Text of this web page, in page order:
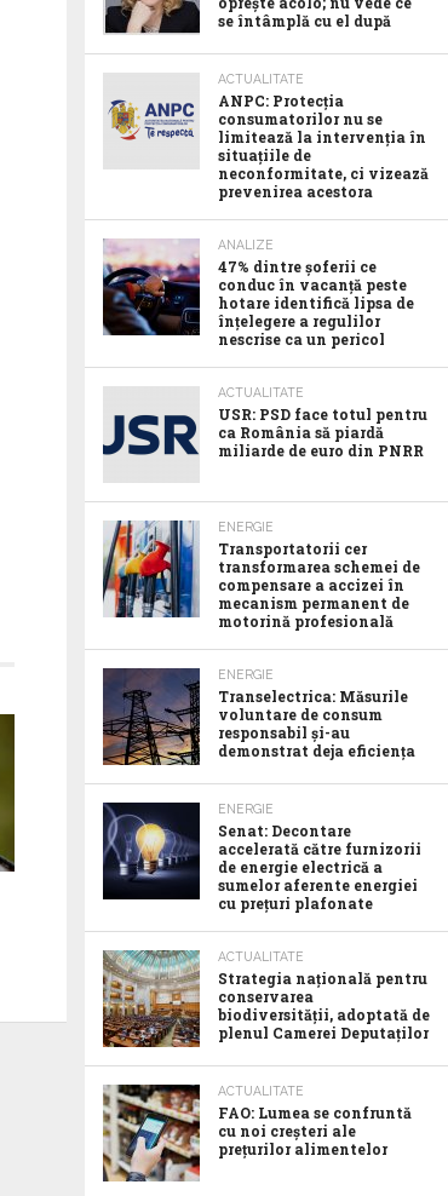
se întâmplă cu el după
ACTUALITATE
ANPC: Protecția
consumatorilor nu se
limitează la intervenția în
situațiile de
neconformitate, ci vizează
prevenirea acestora
ANALIZE
47% dintre șoferii ce
conduc în vacanță peste
hotare identifică lipsa de
înțelegere a regulilor
nescrise ca un pericol
ACTUALITATE
USR: PSD face totul pentru
ca România să piardă
miliarde de euro din PNRR
ENERGIE
Transportatorii cer
transformarea schemei de
compensare a accizei în
mecanism permanent de
motorină profesională
ENERGIE
Transelectrica: Măsurile
voluntare de consum
responsabil şi-au
demonstrat deja eficienţa
ENERGIE
Senat: Decontare
accelerată către furnizorii
de energie electrică a
sumelor aferente energiei
cu prețuri plafonate
ACTUALITATE
Strategia națională pentru
conservarea
biodiversității, adoptată de
plenul Camerei Deputaților
ACTUALITATE
FAO: Lumea se confruntă
cu noi creșteri ale
prețurilor alimentelor